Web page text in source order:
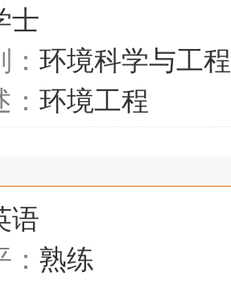
士
环境科学与工程
环境工程
语
熟练